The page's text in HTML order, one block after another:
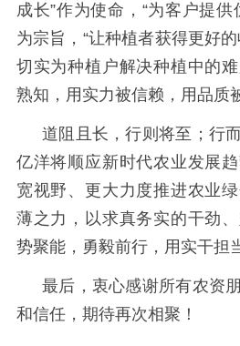
成长”作为使命，“为客户提
为宗旨，“让种植者获得更好的
切实为种植户解决种植中的
熟知，用实力被信赖，用品质
道阻且长，行则将至；行
亿洋将顺应新时代农业发展
宽视野、更大力度推进农业
薄之力，以求真务实的干劲
势聚能，勇毅前行，用实干担
最后，衷心感谢所有农资
和信任，期待再次相聚！